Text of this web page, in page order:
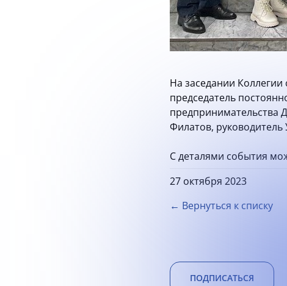
На заседании Коллегии
председатель
предпринимательства
Филатов,
С деталями события
27 октября 2023
← Вернуться к списку
ПОДПИСАТЬСЯ